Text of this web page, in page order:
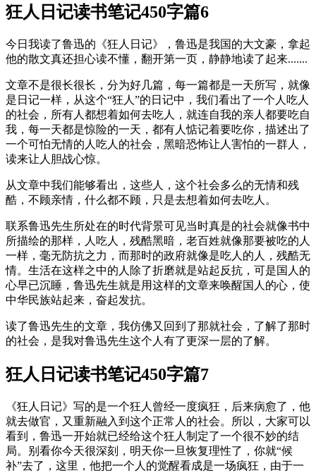
狂人日记读书笔记450字篇6
今日我读了鲁迅的《狂人日记》，鲁迅是我国的大文豪，拿起
他的散文真还担心读不懂，翻开第一页，静静地读了起来.......
文章不是很长很长，分为好几篇，每一篇都是一天所写，就像
是日记一样，从这个“狂人”的日记中，我们看出了一个人吃人
的社会，所有人都想着如何去吃人，就连自我的亲人都要吃自
我，每一天都是惊险的一天，都有人惦记着要吃你，描述出了
一个可怕无情的人吃人的社会，黑暗恐怖让人害怕的一群人，
读来让人胆战心惊。
从文章中我们能够看出，这些人，这个社会多么的无情和残
酷，不顾亲情，什么都不顾，只是去想着如何去吃人。
联系鲁迅先生所处在的时代背景可见当时真是的社会就像书中
所描绘的那样，人吃人，残酷黑暗，老百姓就像那要被吃的人
一样，毫无防抗之力，而那时的政府就像是吃人的人，残酷无
情。生活在这样之中的人除了折磨就是站起反抗，可是国人的
心早已沉睡，鲁迅先生就是用这样的文章来唤醒国人的心，使
中华民族站起来，奋起发抗。
读了鲁迅先生的文章，我仿佛又回到了那就社会，了解了那时
的社会，是我对鲁迅先生这个人有了更深一层的了解。
狂人日记读书笔记450字篇7
《狂人日记》写的是一个狂人曾经一度疯狂，后来病愈了，他
就去做官，又重新融入到这个正常人的社会。所以，大家可以
看到，鲁迅一开始就已经给这个狂人制定了一个很不妙的结
局。别看你今天很深刻，明天你一旦恢复理性了，你就“候
补”去了，这里，他把一个人的觉醒看成是一场疯狂，由于一